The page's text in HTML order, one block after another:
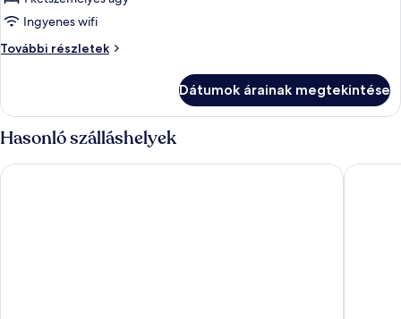
képének
megtekintése:
Ingyenes wifi
További részletek
Szoba
Dátumok árainak megtekintése
Hasonló szálláshelyek
Résidence Eugénie